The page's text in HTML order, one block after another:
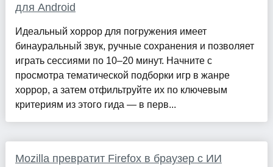
для Android
Идеальный хоррор для погружения имеет
бинауральный звук, ручные сохранения и позволяет
играть сессиями по 10–20 минут. Начните с
просмотра тематической подборки игр в жанре
хоррор, а затем отфильтруйте их по ключевым
критериям из этого гида — в перв...
Mozilla превратит Firefox в браузер с ИИ